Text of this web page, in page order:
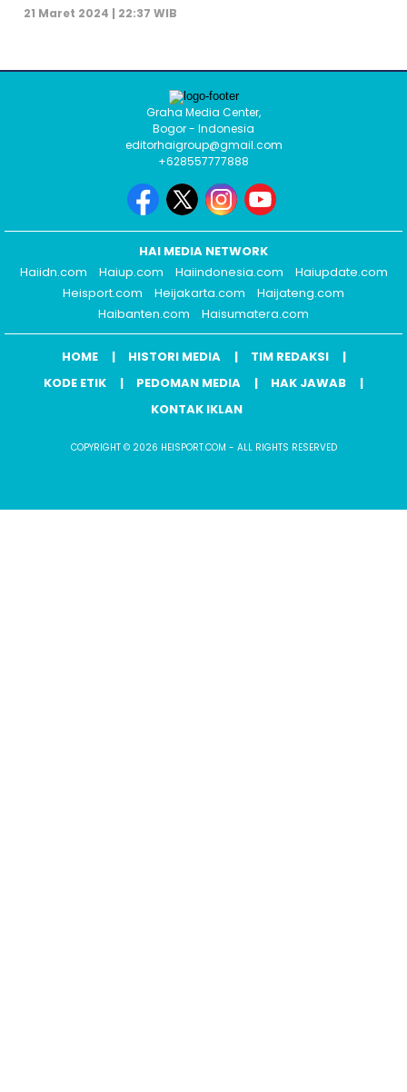
21 Maret 2024 | 22:37 WIB
Graha Media Center,
Bogor - Indonesia
editorhaigroup@gmail.com
+628557777888
HAI MEDIA NETWORK
Haiidn.com
Haiup.com Haiindonesia.com
Haiupdate.com
Heisport.com
Heijakarta.com
Haijateng.com
Haibanten.com
Haisumatera.com
HOME HISTORI MEDIA
TIM REDAKSI
KODE ETIK
PEDOMAN MEDIA
HAK JAWAB
KONTAK IKLAN
COPYRIGHT © 2026 HEISPORT.COM - ALL RIGHTS RESERVED